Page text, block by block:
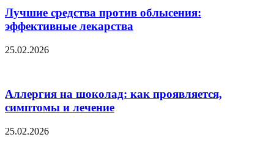
Лучшие средства против облысения:
эффективные лекарства
25.02.2026
Аллергия на шоколад: как проявляется,
симптомы и лечение
25.02.2026